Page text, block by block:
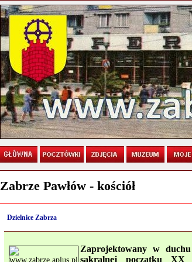
Zabrze Pawłów - kościół
Dzielnice Zabrza
Zaprojektowany w
sakralnej początku XX